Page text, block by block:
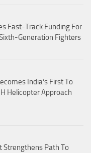
Fast-Track Funding For
Generation Fighters
India’s First To
Helicopter Approach
Strengthens Path To